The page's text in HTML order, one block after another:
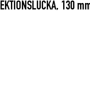
130